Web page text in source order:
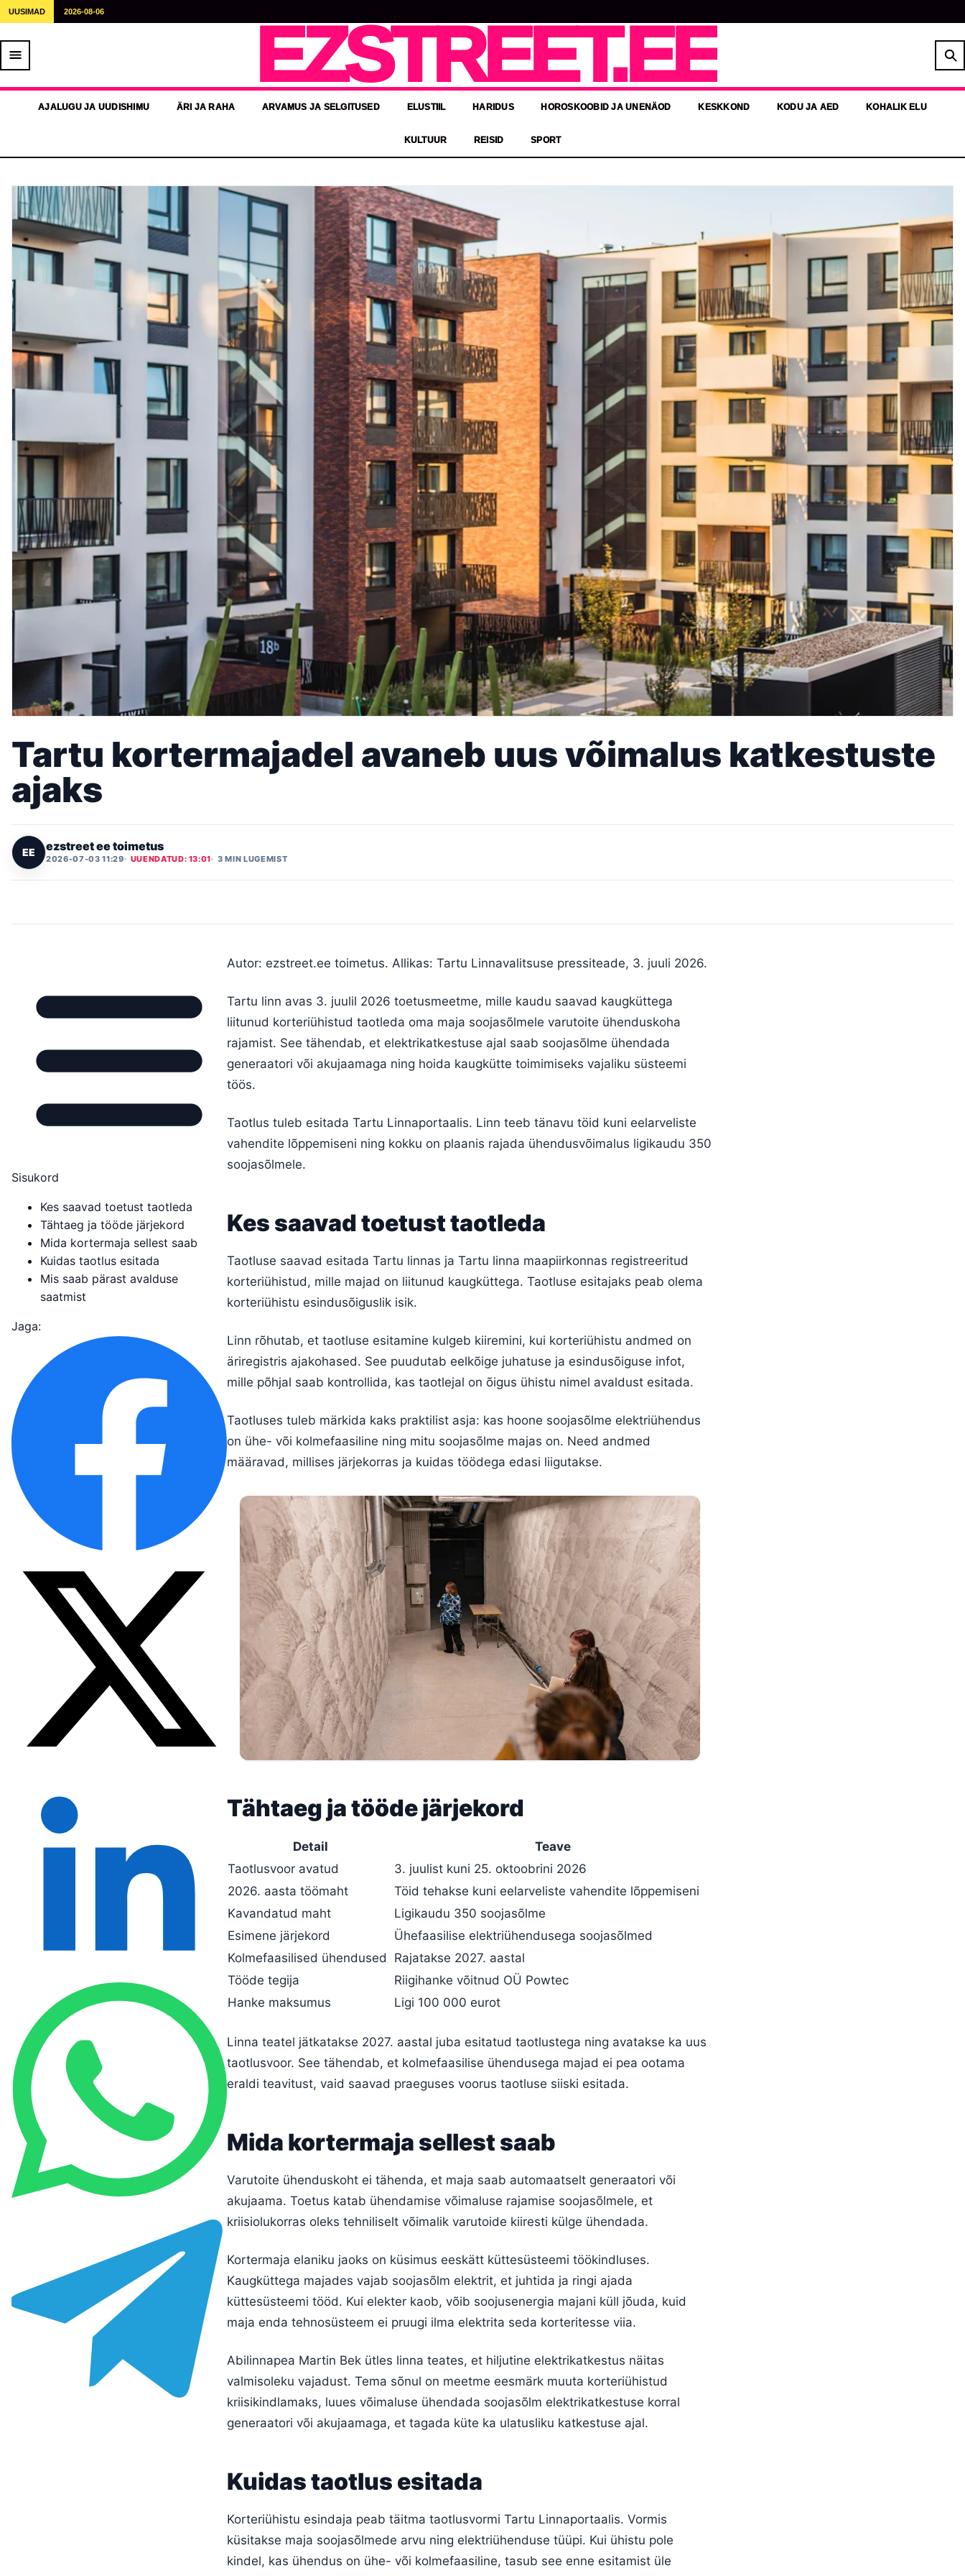
UUSIMAD 2026-08-06
EZSTREET.EE
AJALUGU JA UUDISHIMU ÄRI JA RAHA ARVAMUS JA SELGITUSED ELUSTIIL HARIDUS HOROSKOOBID JA UNENÄOD KESKKOND KODU JA AED KOHALIK ELU
KULTUUR REISID SPORT
Tartu kortermajadel avaneb uus võimalus katkestuste
ajaks
EE ezstreet ee toimetus
2026-07-03 11:29 UUENDATUD: 13:01 3 MIN LUGEMIST
Sisukord
Kes saavad toetust taotleda
Tähtaeg ja tööde järjekord
Mida kortermaja sellest saab
Kuidas taotlus esitada
Mis saab pärast avalduse
saatmist
Jaga:
Autor: ezstreet.ee toimetus. Allikas: Tartu Linnavalitsuse pressiteade, 3. juuli 2026.
Tartu linn avas 3. juulil 2026 toetusmeetme, mille kaudu saavad kaugküttega
liitunud korteriühistud taotleda oma maja soojasõlmele varutoite ühenduskoha
rajamist. See tähendab, et elektrikatkestuse ajal saab soojasõlme ühendada
generaatori või akujaamaga ning hoida kaugkütte toimimiseks vajaliku süsteemi
töös.
Taotlus tuleb esitada Tartu Linnaportaalis. Linn teeb tänavu töid kuni eelarveliste
vahendite lõppemiseni ning kokku on plaanis rajada ühendusvõimalus ligikaudu 350
soojasõlmele.
Kes saavad toetust taotleda
Taotluse saavad esitada Tartu linnas ja Tartu linna maapiirkonnas registreeritud
korteriühistud, mille majad on liitunud kaugküttega. Taotluse esitajaks peab olema
korteriühistu esindusõiguslik isik.
Linn rõhutab, et taotluse esitamine kulgeb kiiremini, kui korteriühistu andmed on
äriregistris ajakohased. See puudutab eelkõige juhatuse ja esindusõiguse infot,
mille põhjal saab kontrollida, kas taotlejal on õigus ühistu nimel avaldust esitada.
Taotluses tuleb märkida kaks praktilist asja: kas hoone soojasõlme elektriühendus
on ühe- või kolmefaasiline ning mitu soojasõlme majas on. Need andmed
määravad, millises järjekorras ja kuidas töödega edasi liigutakse.
Tähtaeg ja tööde järjekord
Detail
Teave
Taotlusvoor avatud
3. juulist kuni 25. oktoobrini 2026
2026. aasta töömaht
Töid tehakse kuni eelarveliste vahendite lõppemiseni
Kavandatud maht
Ligikaudu 350 soojasõlme
Esimene järjekord
Ühefaasilise elektriühendusega soojasõlmed
Kolmefaasilised ühendused
Rajatakse 2027. aastal
Tööde tegija
Riigihanke võitnud OÜ Powtec
Hanke maksumus
Ligi 100 000 eurot
Linna teatel jätkatakse 2027. aastal juba esitatud taotlustega ning avatakse ka uus
taotlusvoor. See tähendab, et kolmefaasilise ühendusega majad ei pea ootama
eraldi teavitust, vaid saavad praeguses voorus taotluse siiski esitada.
Mida kortermaja sellest saab
Varutoite ühenduskoht ei tähenda, et maja saab automaatselt generaatori või
akujaama. Toetus katab ühendamise võimaluse rajamise soojasõlmele, et
kriisiolukorras oleks tehniliselt võimalik varutoide kiiresti külge ühendada.
Kortermaja elaniku jaoks on küsimus eeskätt küttesüsteemi töökindluses.
Kaugküttega majades vajab soojasõlm elektrit, et juhtida ja ringi ajada
küttesüsteemi tööd. Kui elekter kaob, võib soojusenergia majani küll jõuda, kuid
maja enda tehnosüsteem ei pruugi ilma elektrita seda korteritesse viia.
Abilinnapea Martin Bek ütles linna teates, et hiljutine elektrikatkestus näitas
valmisoleku vajadust. Tema sõnul on meetme eesmärk muuta korteriühistud
kriisikindlamaks, luues võimaluse ühendada soojasõlm elektrikatkestuse korral
generaatori või akujaamaga, et tagada küte ka ulatusliku katkestuse ajal.
Kuidas taotlus esitada
Korteriühistu esindaja peab täitma taotlusvormi Tartu Linnaportaalis. Vormis
küsitakse maja soojasõlmede arvu ning elektriühenduse tüüpi. Kui ühistu pole
kindel, kas ühendus on ühe- või kolmefaasiline, tasub see enne esitamist üle